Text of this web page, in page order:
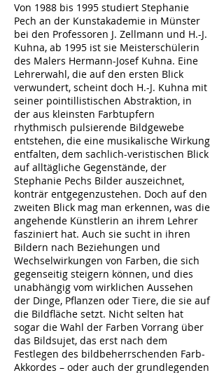
Von 1988 bis 1995 studiert Stephanie
Pech an der Kunstakademie in Münster
bei den Professoren J. Zellmann und H.-J.
Kuhna, ab 1995 ist sie Meisterschülerin
des Malers Hermann-Josef Kuhna. Eine
Lehrerwahl, die auf den ersten Blick
verwundert, scheint doch H.-J. Kuhna mit
seiner pointillistischen Abstraktion, in
der aus kleinsten Farbtupfern
rhythmisch pulsierende Bildgewebe
entstehen, die eine musikalische Wirkung
entfalten, dem sachlich-veristischen Blick
auf alltägliche Gegenstände, der
Stephanie Pechs Bilder auszeichnet,
konträr entgegenzustehen. Doch auf den
zweiten Blick mag man erkennen, was die
angehende Künstlerin an ihrem Lehrer
fasziniert hat. Auch sie sucht in ihren
Bildern nach Beziehungen und
Wechselwirkungen von Farben, die sich
gegenseitig steigern können, und dies
unabhängig vom wirklichen Aussehen
der Dinge, Pflanzen oder Tiere, die sie auf
die Bildfläche setzt. Nicht selten hat
sogar die Wahl der Farben Vorrang über
das Bildsujet, das erst nach dem
Festlegen des bildbeherrschenden Farb-
Akkordes – oder auch der grundlegenden